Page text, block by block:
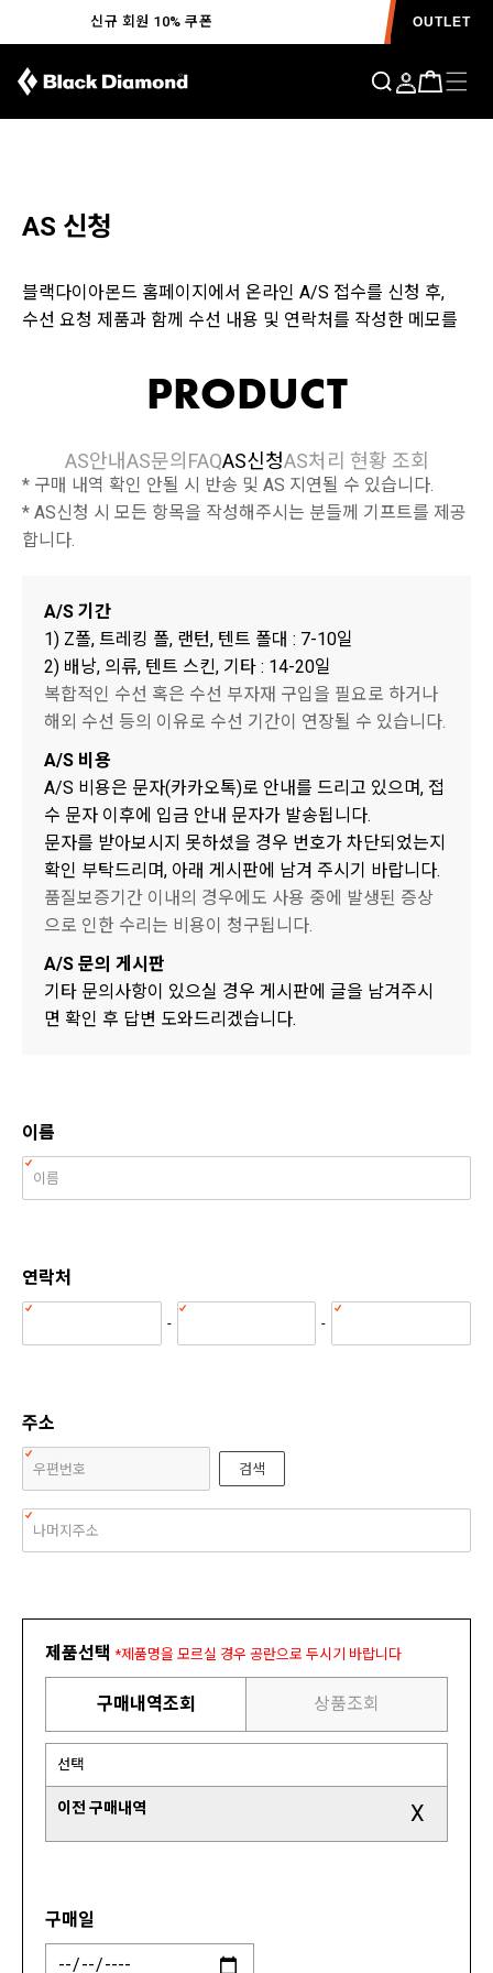
신규 회원 10% 쿠폰 OUTLET
PRODUCT
AS안내AS문의 FAQAS신청AS처리 현황 조회
AS 신청
블랙다이아몬드 홈페이지에서 온라인 A/S 접수를 신청 후,
수선 요청 제품과 함께 수선 내용 및 연락처를 작성한 메모를
주소 : 경기도 고양시 일산동구 일산로 138 일산테크노타운
905호 고객 상담실
메모 정보 : 수선 내용 / 성함 / 연락처 / 주소
* 구매 내역 확인 안될 시 반송 및 AS 지연될 수 있습니다.
* AS신청 시 모든 항목을 작성해주시는 분들께 기프트를 제공
합니다.
A/S 기간
1) Z폴, 트레킹 폴, 랜턴, 텐트 폴대 : 7-10일
2) 배낭, 의류, 텐트 스킨, 기타 : 14-20일
복합적인 수선 혹은 수선 부자재 구입을 필요로 하거나
해외 수선 등의 이유로 수선 기간이 연장될 수 있습니다.
A/S 비용
A/S 비용은 문자(카카오톡)로 안내를 드리고 있으며, 접
수 문자 이후에 입금 안내 문자가 발송됩니다.
문자를 받아보시지 못하셨을 경우 번호가 차단되었는지
확인 부탁드리며, 아래 게시판에 남겨 주시기 바랍니다.
품질보증기간 이내의 경우에도 사용 중에 발생된 증상
으로 인한 수리는 비용이 청구됩니다.
A/S 문의 게시판
기타 문의사항이 있으실 경우 게시판에 글을 남겨주시
면 확인 후 답변 도와드리겠습니다.
이름
연락처
- -
주소
검색
제품선택 *제품명을 모르실 경우 공란으로 두시기 바랍니다
구매내역조회 상품조회
선택
이전 구매내역 X
구매일